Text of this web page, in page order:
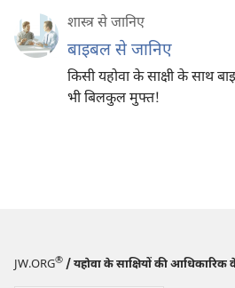
शास्त्र से जानिए
बाइबल से जानिए
किसी यहोवा के साक्षी के साथ
भी बिलकुल मुफ्त!
JW.ORG® / यहोवा के साक्षियों की आधिकारिक